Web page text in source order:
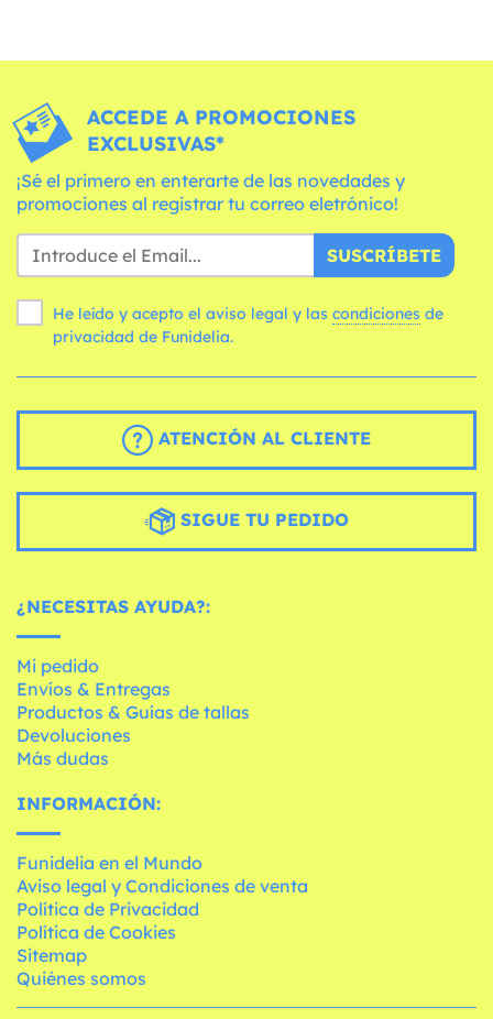
ACCEDE A PROMOCIONES
EXCLUSIVAS*
¡Sé el primero en enterarte de las novedades y
promociones al registrar tu correo eletrónico!
SUSCRÍBETE
He leído y acepto el aviso legal y las condiciones
privacidad de Funidelia.
ATENCIÓN AL CLIENTE
SIGUE TU PEDIDO
¿NECESITAS AYUDA?:
Mi pedido
Envíos & Entregas
Productos & Guías de tallas
Devoluciones
Más dudas
INFORMACIÓN:
Funidelia en el Mundo
Aviso legal y Condiciones de venta
Política de Privacidad
Política de Cookies
Sitemap
Quiénes somos